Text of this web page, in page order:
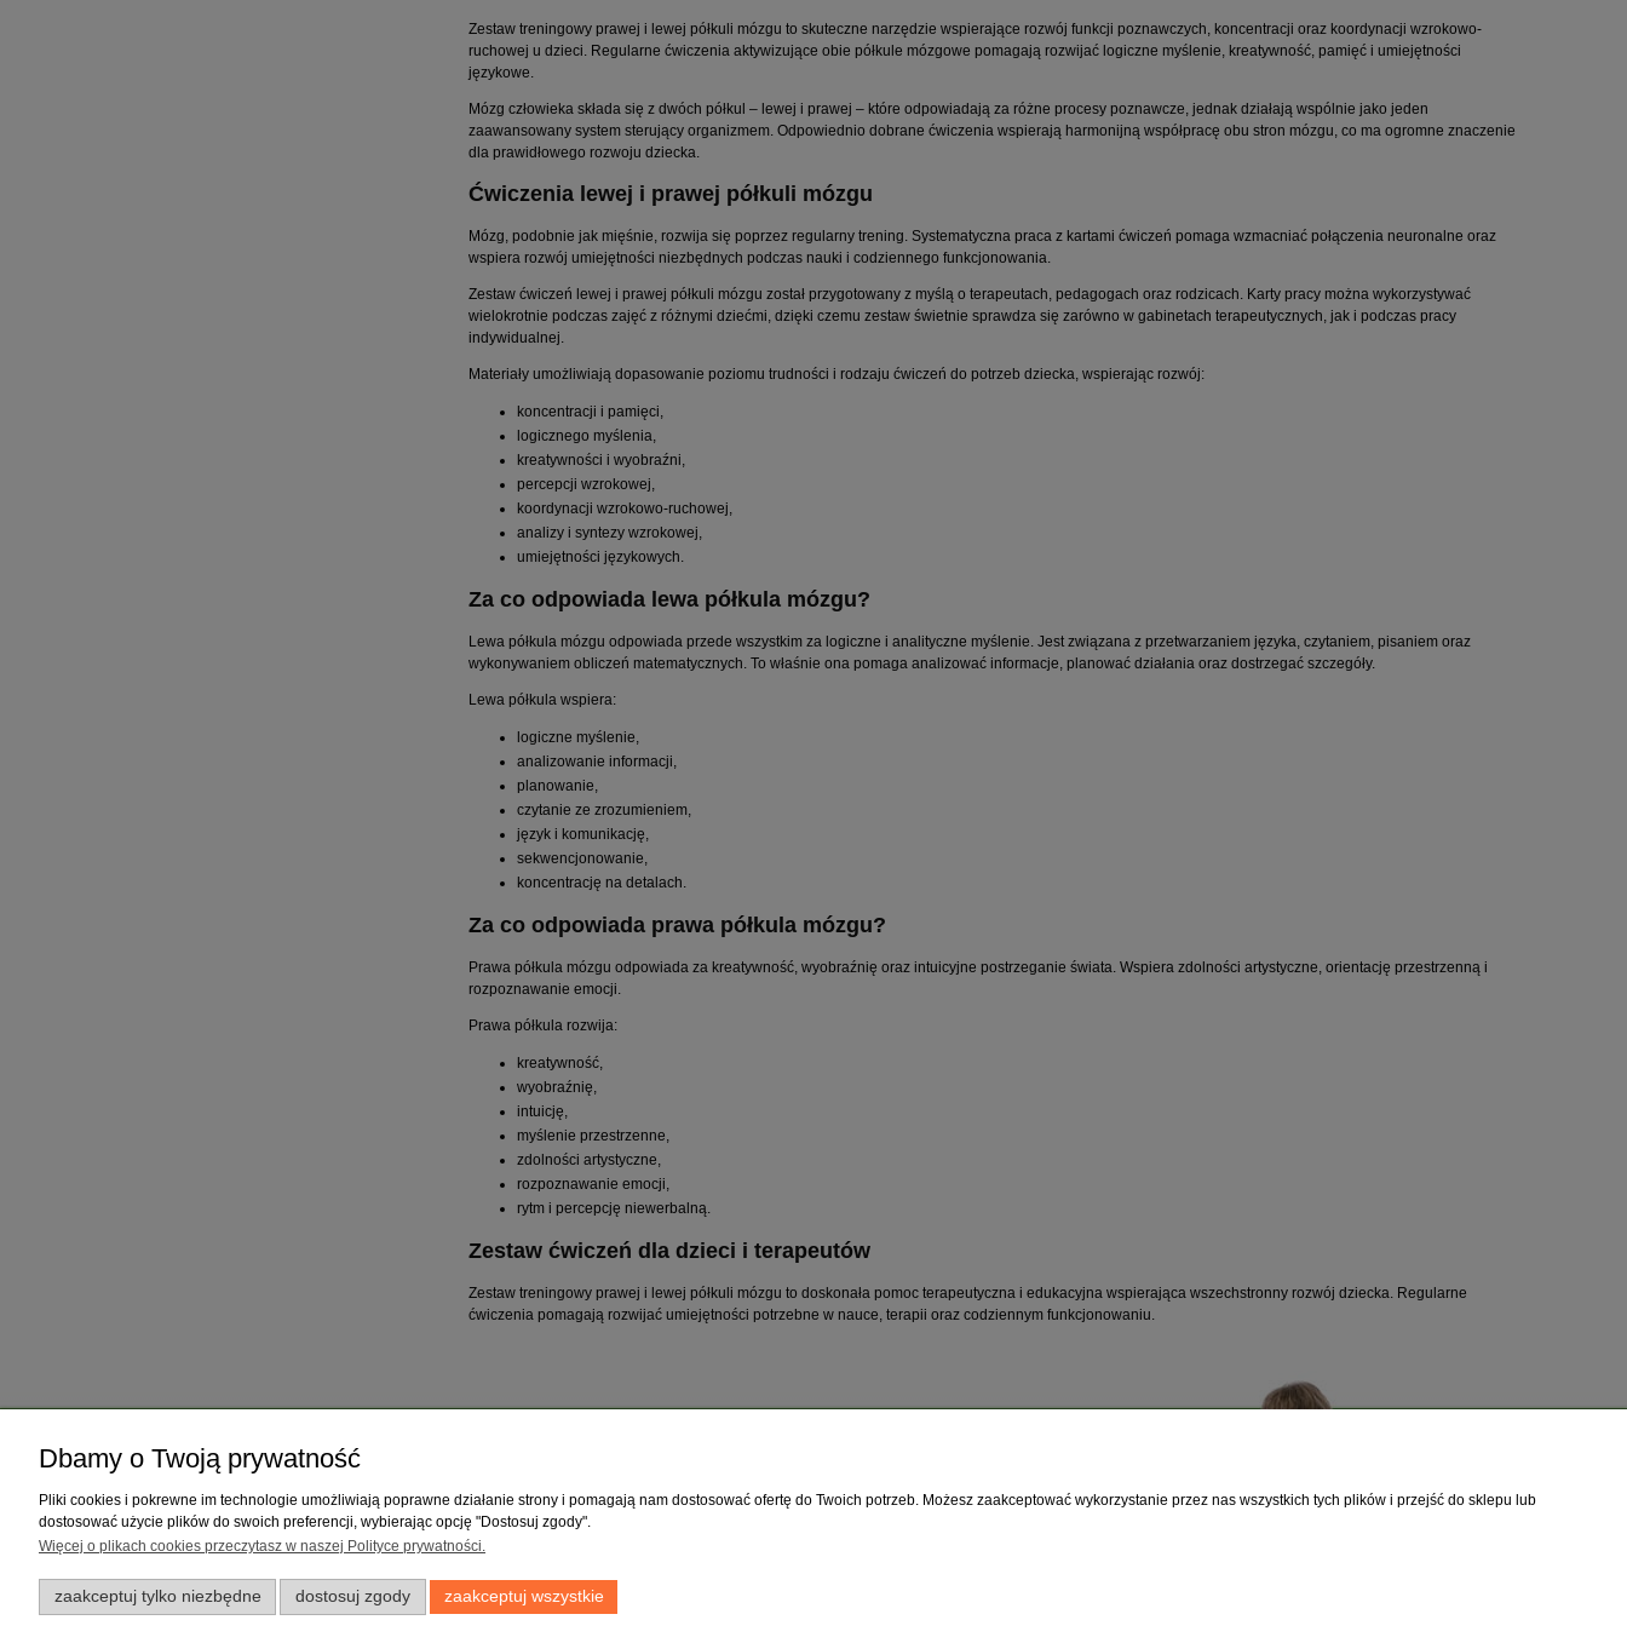
Zestaw treningowy prawej i lewej półkuli mózgu to skuteczne narzędzie wspierające rozwój funkcji poznawczych, koncentracji oraz koordynacji wzrokowo-
ruchowej u dzieci. Regularne ćwiczenia aktywizujące obie półkule mózgowe pomagają rozwijać logiczne myślenie, kreatywność, pamięć i umiejętności
językowe.
Mózg człowieka składa się z dwóch półkul – lewej i prawej – które odpowiadają za różne procesy poznawcze, jednak działają wspólnie jako jeden
zaawansowany system sterujący organizmem. Odpowiednio dobrane ćwiczenia wspierają harmonijną współpracę obu stron mózgu, co ma ogromne znaczenie
dla prawidłowego rozwoju dziecka.
Ćwiczenia lewej i prawej półkuli mózgu
Mózg, podobnie jak mięśnie, rozwija się poprzez regularny trening. Systematyczna praca z kartami ćwiczeń pomaga wzmacniać połączenia neuronalne oraz
wspiera rozwój umiejętności niezbędnych podczas nauki i codziennego funkcjonowania.
Zestaw ćwiczeń lewej i prawej półkuli mózgu został przygotowany z myślą o terapeutach, pedagogach oraz rodzicach. Karty pracy można wykorzystywać
wielokrotnie podczas zajęć z różnymi dziećmi, dzięki czemu zestaw świetnie sprawdza się zarówno w gabinetach terapeutycznych, jak i podczas pracy
indywidualnej.
Materiały umożliwiają dopasowanie poziomu trudności i rodzaju ćwiczeń do potrzeb dziecka, wspierając rozwój:
koncentracji i pamięci,
logicznego myślenia,
kreatywności i wyobraźni,
percepcji wzrokowej,
koordynacji wzrokowo-ruchowej,
analizy i syntezy wzrokowej,
umiejętności językowych.
Za co odpowiada lewa półkula mózgu?
Lewa półkula mózgu odpowiada przede wszystkim za logiczne i analityczne myślenie. Jest związana z przetwarzaniem języka, czytaniem, pisaniem oraz
wykonywaniem obliczeń matematycznych. To właśnie ona pomaga analizować informacje, planować działania oraz dostrzegać szczegóły.
Lewa półkula wspiera:
logiczne myślenie,
analizowanie informacji,
planowanie,
czytanie ze zrozumieniem,
język i komunikację,
sekwencjonowanie,
koncentrację na detalach.
Za co odpowiada prawa półkula mózgu?
Prawa półkula mózgu odpowiada za kreatywność, wyobraźnię oraz intuicyjne postrzeganie świata. Wspiera zdolności artystyczne, orientację przestrzenną i
rozpoznawanie emocji.
Prawa półkula rozwija:
kreatywność,
wyobraźnię,
intuicję,
myślenie przestrzenne,
zdolności artystyczne,
rozpoznawanie emocji,
rytm i percepcję niewerbalną.
Zestaw ćwiczeń dla dzieci i terapeutów
Zestaw treningowy prawej i lewej półkuli mózgu to doskonała pomoc terapeutyczna i edukacyjna wspierająca wszechstronny rozwój dziecka. Regularne
ćwiczenia pomagają rozwijać umiejętności potrzebne w nauce, terapii oraz codziennym funkcjonowaniu.
Regulamin
Polityka prywatności
Dostawa
Płatności
Ustawienia konta
Blog
Dbamy o Twoją prywatność
Pliki cookies i pokrewne im technologie umożliwiają poprawne działanie strony i pomagają nam dostosować ofertę do Twoich potrzeb. Możesz zaakceptować wykorzystanie przez nas wszystkich tych plików i przejść do sklepu lub
dostosować użycie plików do swoich preferencji, wybierając opcję "Dostosuj zgody".
Więcej o plikach cookies przeczytasz w naszej Polityce prywatności.
zaakceptuj tylko niezbędne dostosuj zgody zaakceptuj wszystkie